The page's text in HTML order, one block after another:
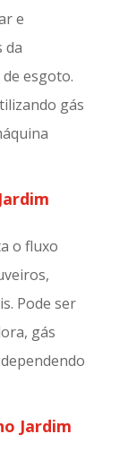
e
da
esgoto.
gás
o fluxo
Pode ser
gás
Jardim